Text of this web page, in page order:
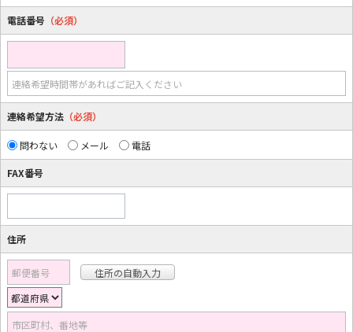
電話番号 （必須）
連絡希望時間帯があればご記入ください
連絡希望方法 （必須）
問わない メール 電話
FAX番号
住所
郵便番号
市区町村、番地等